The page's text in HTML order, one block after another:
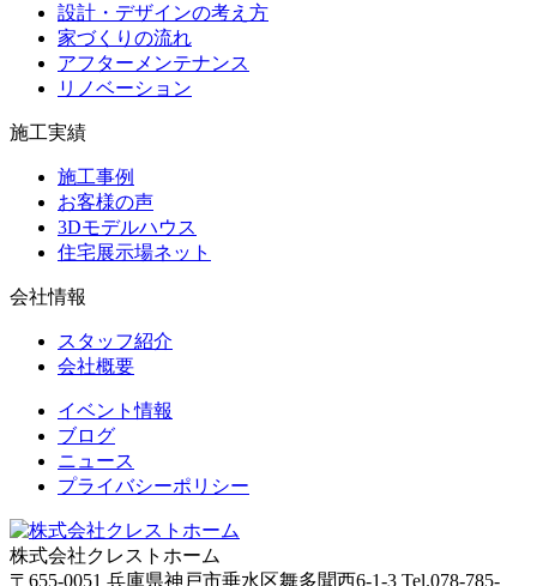
設計・デザインの考え方
家づくりの流れ
アフターメンテナンス
リノベーション
施工実績
施工事例
お客様の声
3Dモデルハウス
住宅展示場ネット
会社情報
スタッフ紹介
会社概要
イベント情報
ブログ
ニュース
プライバシーポリシー
株式会社クレストホーム
〒655-0051 兵庫県神戸市垂水区舞多聞西6-1-3 Tel.078-785-